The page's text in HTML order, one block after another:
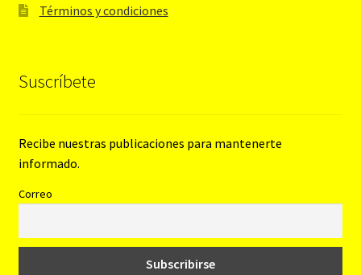
Términos y condiciones
Suscríbete
Recibe nuestras publicaciones para mantenerte
informado.
Correo